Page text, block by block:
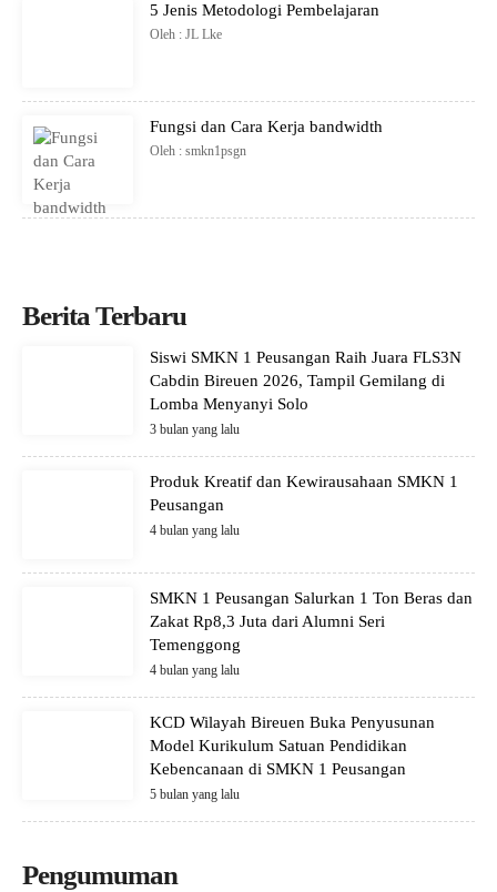
5 Jenis Metodologi Pembelajaran
Oleh : JL Lke
Fungsi dan Cara Kerja bandwidth
Oleh : smkn1psgn
Berita Terbaru
Siswi SMKN 1 Peusangan Raih Juara FLS3N
Cabdin Bireuen 2026, Tampil Gemilang di
Lomba Menyanyi Solo
3 bulan yang lalu
Produk Kreatif dan Kewirausahaan SMKN 1
Peusangan
4 bulan yang lalu
SMKN 1 Peusangan Salurkan 1 Ton Beras dan
Zakat Rp8,3 Juta dari Alumni Seri
Temenggong
4 bulan yang lalu
KCD Wilayah Bireuen Buka Penyusunan
Model Kurikulum Satuan Pendidikan
Kebencanaan di SMKN 1 Peusangan
5 bulan yang lalu
Pengumuman